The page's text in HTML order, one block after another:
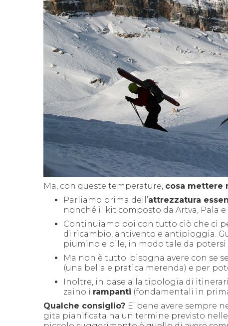
Ma, con queste temperature, cosa mettere
Parliamo prima dell’attrezzatura
nonché il kit composto da Artva, Pala e
Continuiamo poi con tutto ciò che ci
di ricambio, antivento e antipioggia.
piumino e pile, in modo tale da potersi
Ma non è tutto: bisogna avere con se
(una bella e pratica merenda) e per
Inoltre, in base alla tipologia di
zaino i rampanti (fondamentali in
Qualche consiglio? E’ bene avere sempre
gita pianificata ha un termine previsto